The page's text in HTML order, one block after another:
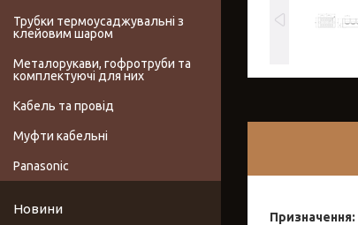
Призначення:
Трубки термоусаджувальні з
клейовим шаром
Металорукави, гофротруби та
комплектуючі для них
Кабель та провід
Муфти кабельні
Panasonic
Новини